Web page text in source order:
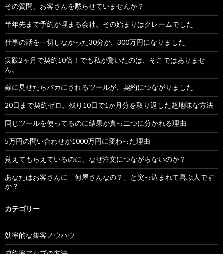
その質問、お客さんを黙らせていませんか？
半年先まで予約が埋まる会社。その始まりはクレームでした
仕事の話を一切しなかった30分が、300万円になりました
実践2ヶ月で契約10倍！でも私が驚いたのは、そこではありませ
ん。
嫁に見せたらバカにされるツールが、契約につながりました
20日まで契約ゼロ。残り10日で1か月分を取り返した超地味な方法
同じツールを使ってるのに結果が真っ二つに分かれる理由
5万円の問い合わせが1000万円に変わった理由
覚えてもらえているのに、なぜ注文につながらないのか？
あなたはお客さんに「何屋さんなの？」と突っ込まれて喜ぶ人です
か？
カテゴリー
効率的な集客ノウハウ